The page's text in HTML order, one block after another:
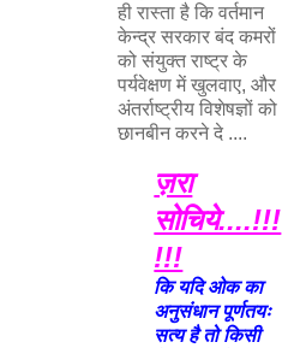
ही रास्ता है कि वर्तमान
केन्द्र सरकार बंद कमरों
को संयुक्त राष्ट्र के
पर्यवेक्षण में खुलवाए, और
अंतर्राष्ट्रीय विशेषज्ञों को
छानबीन करने दे ....
ज़रा
सोचिये....!!!
!!!
कि यदि ओक का
अनुसंधान पूर्णतयः
सत्य है तो किसी